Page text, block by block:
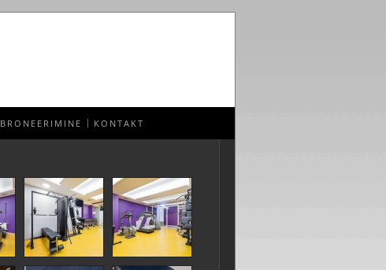
BRONEERIMINE KONTAKT